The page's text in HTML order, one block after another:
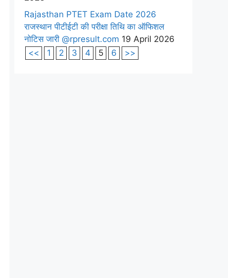
Rajasthan PTET Exam Date 2026
राजस्थान पीटीईटी की परीक्षा तिथि का ऑफिशल
नोटिस जारी @rpresult.com 19 April 2026
<<
1 2 3 4 5 6 >>